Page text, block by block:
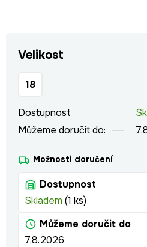
Velikost
18
Dostupnost
Můžeme doručit do:
Možnosti doručení
Dostupnost
Skladem (1 ks)
Můžeme doručit do
7.8.2026